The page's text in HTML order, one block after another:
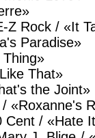
Z Rock / «It
Paradise»
That»
the Joint»
«Roxanne's
Cent / «Hate